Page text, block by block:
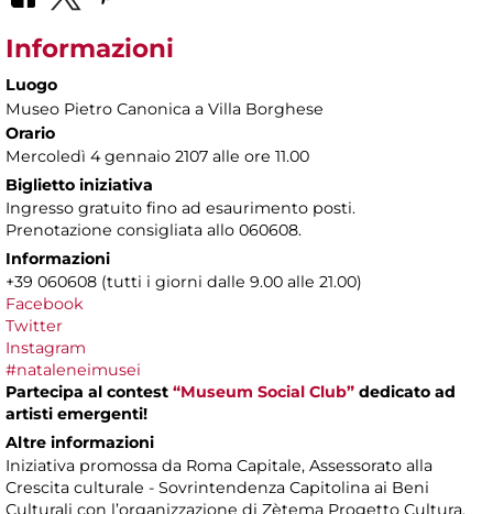
Informazioni
Luogo
Museo Pietro Canonica a Villa Borghese
Orario
Mercoledì 4 gennaio 2107 alle ore 11.00
Biglietto iniziativa
Ingresso gratuito fino ad esaurimento posti.
Prenotazione consigliata allo 060608.
Informazioni
+39 060608 (tutti i giorni dalle 9.00 alle 21.00)
Facebook
Twitter
Instagram
#nataleneimusei
Partecipa al contest “Museum Social Club” dedicato ad
artisti emergenti!
Altre informazioni
Iniziativa promossa da Roma Capitale, Assessorato alla
Crescita culturale - Sovrintendenza Capitolina ai Beni
Culturali con l’organizzazione di Zètema Progetto Cultura.